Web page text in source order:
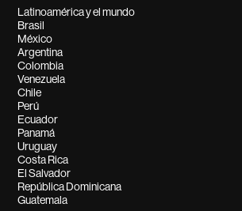
Latinoamérica y el mundo
Brasil
México
Argentina
Colombia
Venezuela
Chile
Perú
Ecuador
Panamá
Uruguay
Costa Rica
El Salvador
República Dominicana
Guatemala